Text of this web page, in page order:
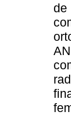
de